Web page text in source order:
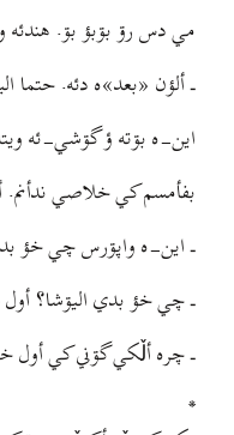
مي دس رۊ بۊبؤ بۊ. هندئه
ـ ألؤن «بعد»ه دئه. حتما
این-ه بۊته ؤ گۊشي-ئه ویته:
بفأمسم کي خلاصي ندأنم.
ـ این-ه واپۊرس چي خؤ
ـ چي خؤ بدي الیۊشا؟ أول
ـ چره ألٚکي گۊني کي أول
*